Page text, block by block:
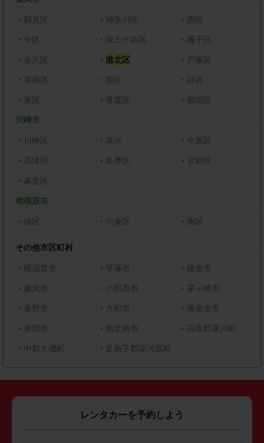
・ 鶴見区 ・ 神奈川区 ・ 西区
・ 中区 ・ 保土ケ谷区 ・磯子区
・ 金沢区 ・ 港北区 ・ 戸塚区
・ 港南区 ・ 旭区 ・ 緑区
・ 泉区 ・ 青葉区 ・ 都筑区
川崎市
・ 川崎区 ・ 幸区 ・ 中原区
・ 高津区 ・ 多摩区 ・ 宮前区
・ 麻生区
相模原市
・ 緑区 ・ 中央区 ・ 南区
その他市区町村
・ 横須賀市 ・ 平塚市 ・ 鎌倉市
・ 藤沢市 ・ 小田原市 ・ 茅ヶ崎市
・ 秦野市 ・ 大和市 ・ 海老名市
・ 座間市 ・ 南足柄市 ・ 高座郡寒川町
・ 中郡大磯町 ・ 足柄下郡湯河原町
レンタカーを予約しよう